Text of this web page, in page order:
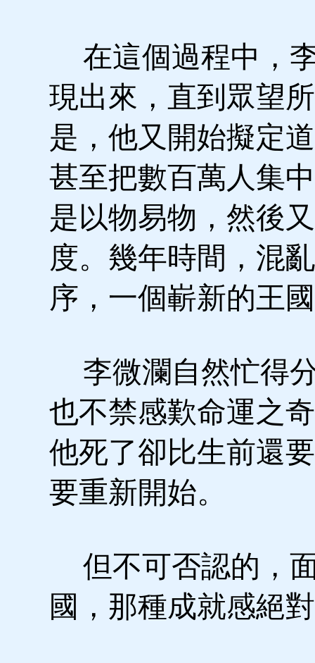
在這個過程中，
現出來，直到眾望
是，他又開始擬定
甚至把數百萬人集
是以物易物，然後
度。幾年時間，混
序，一個嶄新的王
李微瀾自然忙得
也不禁感歎命運之
他死了卻比生前還
要重新開始。
但不可否認的，
國，那種成就感絕